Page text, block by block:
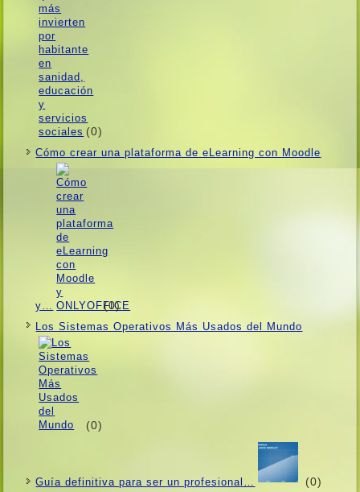
(0)
Cómo crear una plataforma de eLearning con Moodle
y… (0)
Los Sistemas Operativos Más Usados ​​del Mundo
(0)
Guí­a definitiva para ser un profesional… (0)